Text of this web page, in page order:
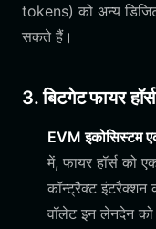
tokens) को अन्य
सकते हैं।
3. बिटगेट फायर
EVM इकोसिस्टम
में, फायर हॉर्स को
कॉन्ट्रैक्ट इंटरैक्शन
वॉलेट इन लेनदेन